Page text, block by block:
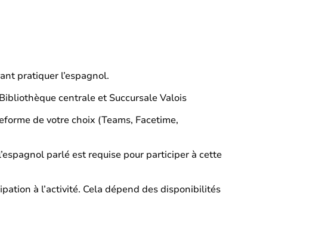
pratiquer l’espagnol.
centrale et Succursale Valois
de votre choix (Teams, Facetime,
parlé est requise pour participer à cette
à l’activité. Cela dépend des disponibilités